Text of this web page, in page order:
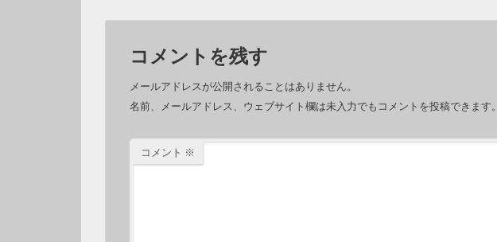
コメントを残す
メールアドレスが公開されることはありません。
名前、メールアドレス、ウェブサイト欄は未入力でもコメントを投稿できます。
コメント ※